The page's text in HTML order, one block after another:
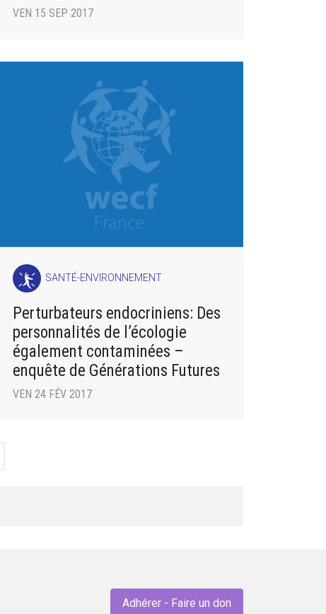
VEN 15 SEP 2017
SANTÉ-ENVIRONNEMENT
Perturbateurs endocriniens: Des
personnalités de l’écologie
également contaminées –
enquête de Générations Futures
VEN 24 FÉV 2017
Adhérer - Faire un don